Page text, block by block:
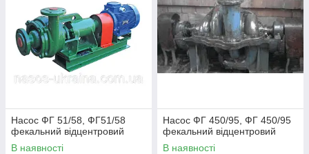
Насос ФГ 51/58, ФГ51/58
фекальний відцентровий
В наявності
Насос ФГ 450/95, ФГ 450/95
фекальний відцентровий
В наявності